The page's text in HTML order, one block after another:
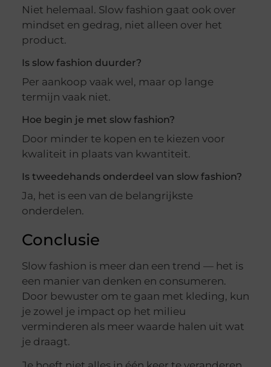
Niet helemaal. Slow fashion gaat ook over
mindset en gedrag, niet alleen over het
product.
Is slow fashion duurder?
Per aankoop vaak wel, maar op lange
termijn vaak niet.
Hoe begin je met slow fashion?
Door minder te kopen en te kiezen voor
kwaliteit in plaats van kwantiteit.
Is tweedehands onderdeel van slow fashion?
Ja, het is een van de belangrijkste
onderdelen.
Conclusie
Slow fashion is meer dan een trend — het is
een manier van denken en consumeren.
Door bewuster om te gaan met kleding, kun
je zowel je impact op het milieu
verminderen als meer waarde halen uit wat
je draagt.